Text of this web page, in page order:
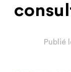
Publié